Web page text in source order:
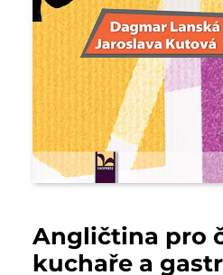
Angličtina pro
kuchaře a